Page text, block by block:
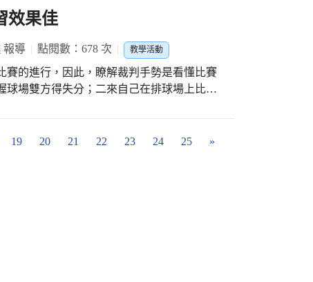
上課或班會時間，實施機會教育，帶領學
推
通安全教育課程及教案，並上傳本校雲端
用，以收資源共享加乘效果。
效果佳
報導 點閱數：678 次 教學活動
賽的進行，因此，瞭解裁判手勢是看懂比賽
球場雙方得失分；二來自己在排球場上比賽
透過線上測驗模式回答問題，PK答題速度，
出，Quizlet中的即
19 20 21 22 23 24 25 »